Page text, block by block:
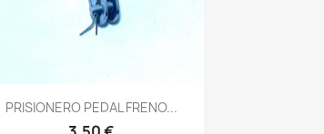
Vista rápida
PRISIONERO PEDAL FRENO...